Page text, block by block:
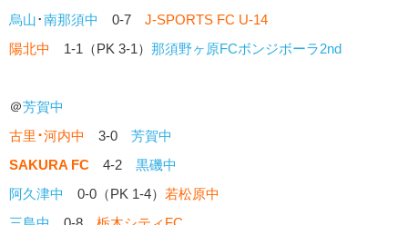
烏山･南那須中 0-7 J-SPORTS FC U-14
陽北中
1-1（PK 3-1） 那須野ヶ原FCボンジボーラ2nd
＠芳賀中
古里 ･河内中 3-0 芳賀中
SAKURA FC 4-2 黒磯中
阿久津中
0-0（PK 1-4） 若松原中